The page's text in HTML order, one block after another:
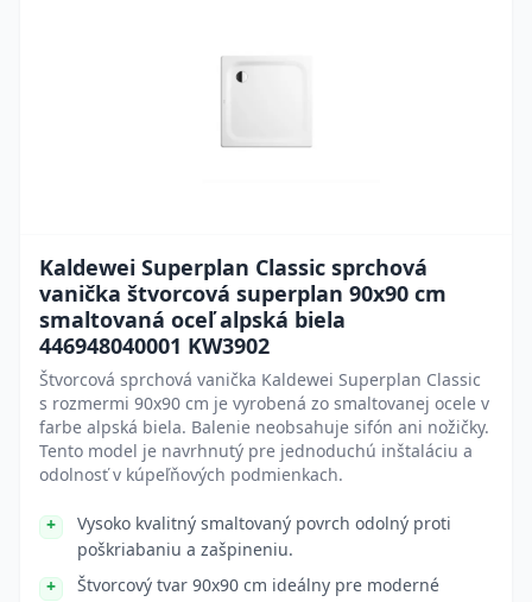
Kaldewei Superplan Classic sprchová
vanička štvorcová superplan 90x90 cm
smaltovaná oceľ alpská biela
446948040001 KW3902
Štvorcová sprchová vanička Kaldewei Superplan Classic
s rozmermi 90x90 cm je vyrobená zo smaltovanej ocele v
farbe alpská biela. Balenie neobsahuje sifón ani nožičky.
Tento model je navrhnutý pre jednoduchú inštaláciu a
odolnosť v kúpeľňových podmienkach.
Vysoko kvalitný smaltovaný povrch odolný proti
poškriabaniu a zašpineniu.
Štvorcový tvar 90x90 cm ideálny pre moderné